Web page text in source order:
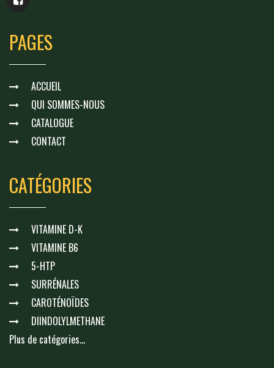
PAGES
ACCUEIL
QUI SOMMES-NOUS
CATALOGUE
CONTACT
CATÉGORIES
VITAMINE D-K
VITAMINE B6
5-HTP
SURRÉNALES
CAROTÉNOÏDES
DIINDOLYLMETHANE
Plus de catégories...